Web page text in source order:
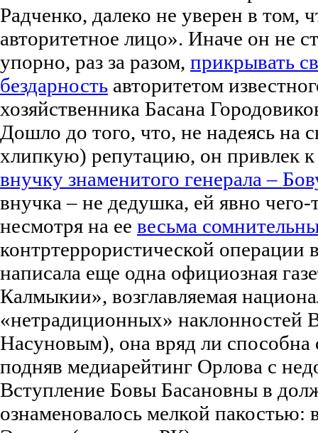
Радченко, далеко не уверен в том,
авторитетное лицо». Иначе он не
упорно, раз за разом, прикрывать
бездарность авторитетом
хозяйственника Басана
Дошло до того, что, не надеясь на
хлипкую) репутацию, он привлек к
внучку знаменитого генерала –
внучка – не дедушка, ей явно чего-
несмотря на ее весьма
контртеррористической операции
написала еще одна официозная
Калмыкии», возглавляемая
«нетрадиционных» наклонностей
Насуновым), она вряд ли способна
подняв медиарейтинг Орлова с
Вступление Бовы Басановны в
ознаменовалось мелкой пакостью: